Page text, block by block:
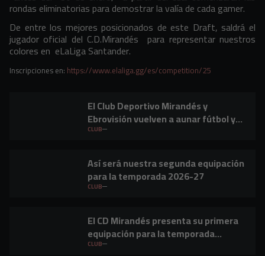
rondas eliminatorias para demostrar la valía de cada gamer.
De entre los mejores posicionados de este Draft, saldrá el
jugador oficial del C.D.Mirandés para representar nuestros
colores en eLaLiga Santander.
Inscripciones en: https://www.elaliga.gg/es/competition/25
El Club Deportivo Mirandés y
Ebrovisión vuelven a aunar fútbol y
música en Miranda de Ebro
CLUB
Así será nuestra segunda equipación
para la temporada 2026-27
CLUB
El CD Mirandés presenta su primera
equipación para la temporada
2026/27
CLUB